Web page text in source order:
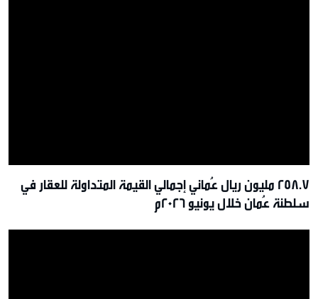
258.7 مليون ريال عُماني إجمالي القيمة المتداولة للعقار في
سلطنة عُمان خلال يونيو 2026م